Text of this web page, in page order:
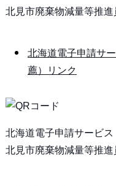
北見市廃棄物減量等推
北海道電子申請サ
薦）リンク
北海道電子申請サービス
北見市廃棄物減量等推